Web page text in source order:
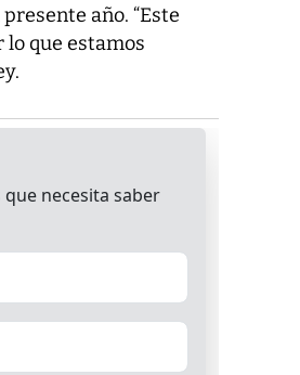
año. “Este
que estamos